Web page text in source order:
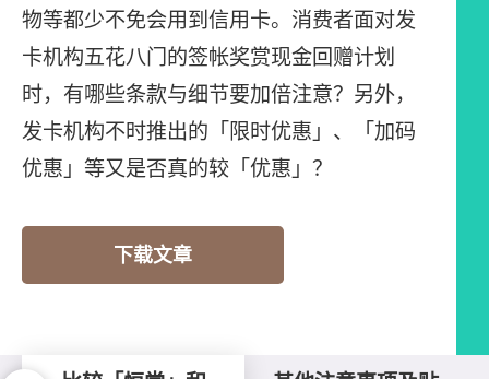
物等都少不免会用到信用卡。消费者面对发
卡机构五花八门的签帐奖赏现金回赠计划
时，有哪些条款与细节要加倍注意？另外，
发卡机构不时推出的「限时优惠」、「加码
优惠」等又是否真的较「优惠」？
下载文章